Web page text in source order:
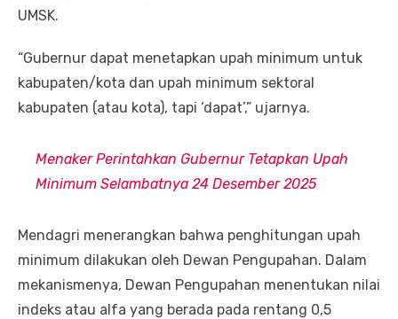
UMSK.
“Gubernur dapat menetapkan upah minimum untuk
kabupaten/kota dan upah minimum sektoral
kabupaten (atau kota), tapi ‘dapat’,” ujarnya.
Menaker Perintahkan Gubernur Tetapkan Upah
Minimum Selambatnya 24 Desember 2025
Mendagri menerangkan bahwa penghitungan upah
minimum dilakukan oleh Dewan Pengupahan. Dalam
mekanismenya, Dewan Pengupahan menentukan nilai
indeks atau alfa yang berada pada rentang 0,5